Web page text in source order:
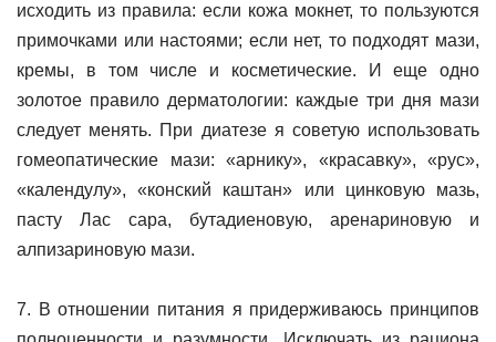
исходить из правила: если кожа мокнет, то пользуются
примочками или настоями; если нет, то подходят мази,
кремы, в том числе и косметические. И еще одно
золотое правило дерматологии: каждые три дня мази
следует менять. При диатезе я советую использовать
гомеопатические мази: «арнику», «красавку», «рус»,
«календулу», «конский каштан» или цинковую мазь,
пасту Лас сара, бутадиеновую, аренариновую и
алпизариновую мази.
7. В отношении питания я придерживаюсь принципов